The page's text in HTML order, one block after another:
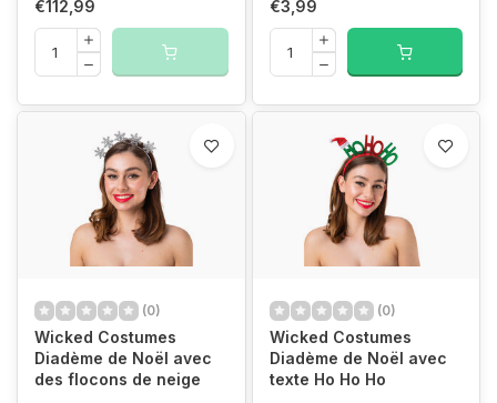
€112,99 €3,99
(0)
Wicked Costumes
Diadème de Noël avec
des flocons de neige
(0)
Wicked Costumes
Diadème de Noël avec
texte Ho Ho Ho